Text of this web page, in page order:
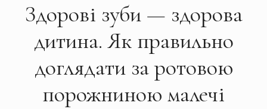
Здорові зуби — здорова
дитина. Як правильно
доглядати за ротовою
порожниною малечі